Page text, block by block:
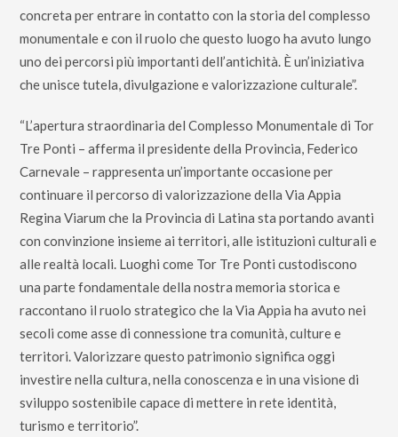
concreta per entrare in contatto con la storia del complesso
monumentale e con il ruolo che questo luogo ha avuto lungo
uno dei percorsi più importanti dell’antichità. È un’iniziativa
che unisce tutela, divulgazione e valorizzazione culturale”.
“L’apertura straordinaria del Complesso Monumentale di Tor
Tre Ponti – afferma il presidente della Provincia, Federico
Carnevale – rappresenta un’importante occasione per
continuare il percorso di valorizzazione della Via Appia
Regina Viarum che la Provincia di Latina sta portando avanti
con convinzione insieme ai territori, alle istituzioni culturali e
alle realtà locali. Luoghi come Tor Tre Ponti custodiscono
una parte fondamentale della nostra memoria storica e
raccontano il ruolo strategico che la Via Appia ha avuto nei
secoli come asse di connessione tra comunità, culture e
territori. Valorizzare questo patrimonio significa oggi
investire nella cultura, nella conoscenza e in una visione di
sviluppo sostenibile capace di mettere in rete identità,
turismo e territorio”.